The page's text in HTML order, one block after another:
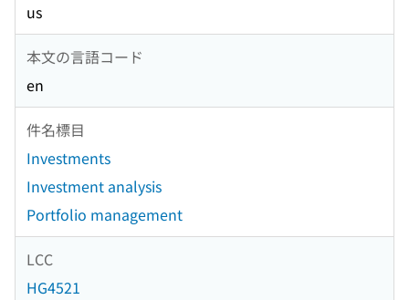
us
本文の言語コード
en
件名標目
Investments
Investment analysis
Portfolio management
LCC
HG4521